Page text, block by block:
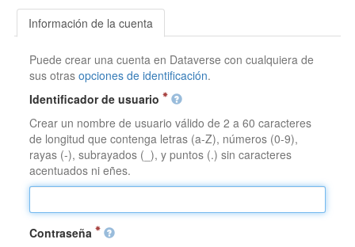
Información de la cuenta
Puede crear una cuenta en Dataverse con cualquiera de
sus otrasopciones de identificación.
Identificador de usuario
Crear un nombre de usuario válido de 2 a 60 caracteres
de longitud que contenga letras (a-Z), números (0-9),
rayas (-), subrayados (_), y puntos (.) sin caracteres
acentuados ni eñes.
Contraseña